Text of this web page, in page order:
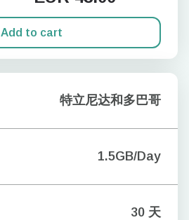
Add to cart
特立尼达和多巴哥
1.5GB/Day
30 天